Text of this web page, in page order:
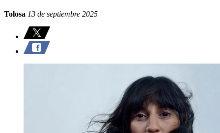
Tolosa 13 de septiembre 2025